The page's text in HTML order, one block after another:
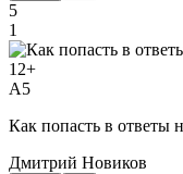
5
1
12+
A5
Как попасть в ответы
Дмитрий Новиков